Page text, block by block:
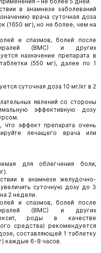
в анамнезе заболеваний
врача суточная доза
(1650 мг), но не более, чем на
и спазмов, болей после
(ВМС) и других
назначение препарата в
(550 мг), далее по 1
суточная доза 10 мг/кг в 2
явлений со стороны
эффективную дозу
что эффект препарата очень
лечащего врача или
для облегчения боли,
в анамнезе желудочно-
суточную дозу до 3
2 недели.
и спазмов, болей после
(ВМС) и других
роды в качестве
средства) рекомендуется
составляющей 1 таблетку
каждые 6-8 часов.